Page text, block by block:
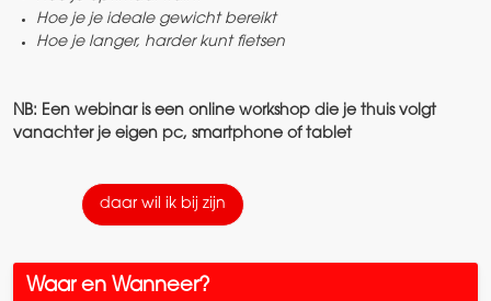
Hoe je je ideale gewicht bereikt
Hoe je langer, harder kunt fietsen
NB: Een webinar is een online workshop die je thuis volgt
vanachter je eigen pc, smartphone of tablet
daar wil ik bij zijn
Waar en Wanneer?